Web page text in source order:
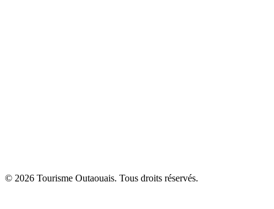
© 2026 Tourisme Outaouais. Tous droits réservés.